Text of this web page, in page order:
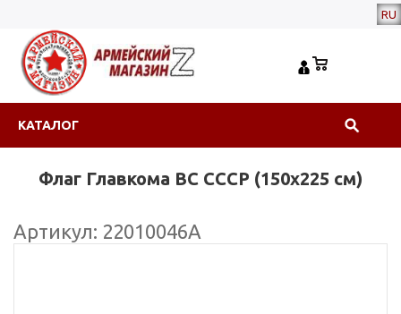
RU
КАТАЛОГ
Флаг Главкома ВС СССР (150х225 см)
Артикул: 22010046А